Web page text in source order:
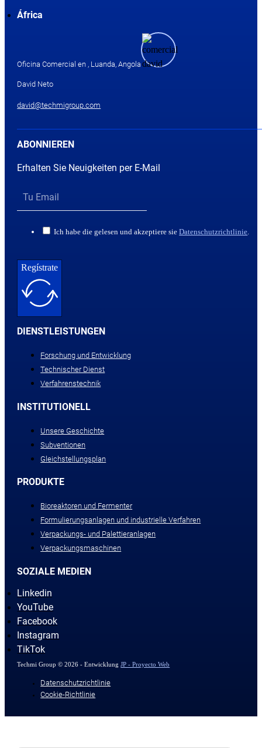
África
Oficina Comercial en , Luanda, Angola
David Neto
david@techmigroup.com
ABONNIEREN
Erhalten Sie Neuigkeiten per E-Mail
Ich habe die gelesen und akzeptiere sieDatenschutzrichtlinie.
Regístrate
DIENSTLEISTUNGEN
Forschung und Entwicklung
Technischer Dienst
Verfahrenstechnik
INSTITUTIONELL
Unsere Geschichte
Subventionen
Gleichstellungsplan
PRODUKTE
Bioreaktoren und Fermenter
Formulierungsanlagen und industrielle Verfahren
Verpackungs- und Palettieranlagen
Verpackungsmaschinen
SOZIALE MEDIEN
Linkedin
YouTube
Facebook
Instagram
TikTok
Techmi Group © 2026 - EntwicklungJP - Proyecto Web
Datenschutzrichtlinie
Cookie-Richtlinie